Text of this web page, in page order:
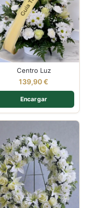
Centro Luz
139,90€
Encargar